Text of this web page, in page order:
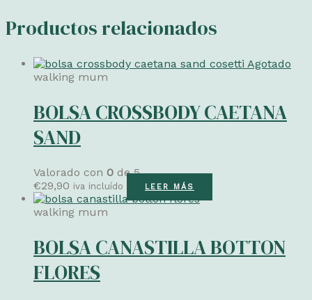
Productos relacionados
Agotado
walking mum
BOLSA CROSSBODY CAETANA
SAND
Valorado con 0 de 5
€29,90 iva incluído LEER MÁS
walking mum
BOLSA CANASTILLA BOTTON
FLORES